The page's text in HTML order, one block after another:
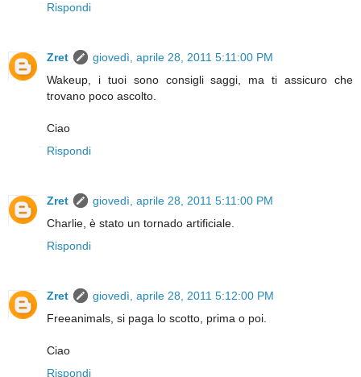
Rispondi
Zret
giovedì, aprile 28, 2011 5:11:00 PM
Wakeup, i tuoi sono consigli saggi, ma ti assicuro che
trovano poco ascolto.
Ciao
Rispondi
Zret
giovedì, aprile 28, 2011 5:11:00 PM
Charlie, è stato un tornado artificiale.
Rispondi
Zret
giovedì, aprile 28, 2011 5:12:00 PM
Freeanimals, si paga lo scotto, prima o poi.
Ciao
Rispondi